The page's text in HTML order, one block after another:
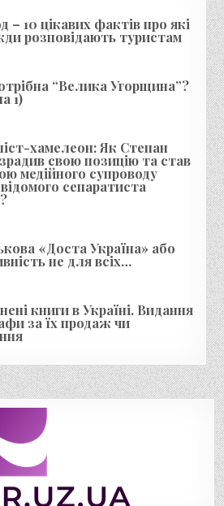
– 10 цікавих фактів про які
розповідають туристам
“Велика Угорщина”?
1)
хамелеон: Як Степан
свою позицію та став
медійного супроводу
сепаратиста
«Доста Україна» або
не для всіх…
книги в Україні. Видання
за їх продаж чи